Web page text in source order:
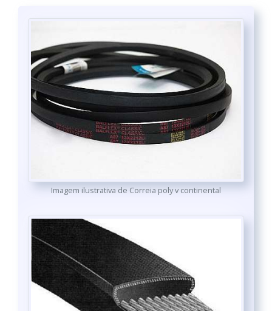
Imagem ilustrativa de Correia poly v continental